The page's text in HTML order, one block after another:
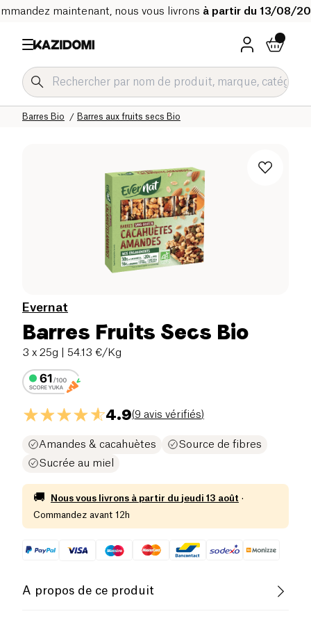
maintenant, nous vous livrons à partir du 13/08/
Barres aux fruits secs Bio
Barres Bio
Snacks sucrés Bio
Epicerie sucrée Bio
Accueil
Evernat
Barres Fruits Secs Bio
3 x 25g | 54.13 €/Kg
4.9(9 avis vérifiés)
Amandes & cacahuètes
Source de fibres
Sucrée au miel
🚚 Nous vous livrons à partir du jeudi 13 août ·
Commandez avant 12h
A propos de ce produit